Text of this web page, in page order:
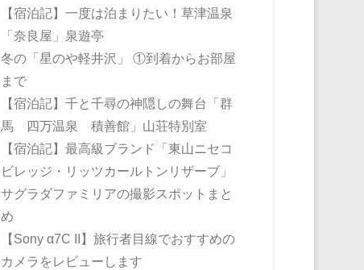
【宿泊記】一度は泊まりたい！草津温泉
「奈良屋」泉遊亭
冬の「星のや軽井沢」 ①到着からお部屋
まで
【宿泊記】千と千尋の神隠しの舞台「群
馬 四万温泉 積善館」山荘特別室
【宿泊記】最高級ブランド「東山ニセコ
ビレッジ・リッツカールトンリザーブ」
サグラダファミリアの撮影スポットまと
め
【Sony α7C II】旅行者目線でおすすめの
カメラをレビューします